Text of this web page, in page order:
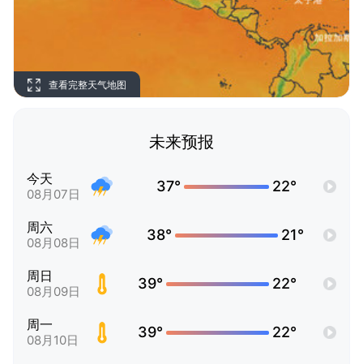
查看完整天气地图
未来预报
今天
08月07日 37° 22°
周六
08月08日 38° 21°
周日
08月09日 39° 22°
周一
08月10日 39° 22°